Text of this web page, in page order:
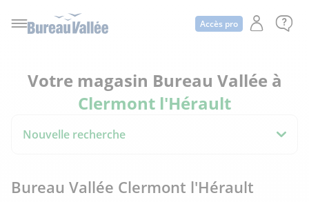
Accès pro
Votre magasin Bureau Vallée à
Clermont l'Hérault
Nouvelle recherche
Bureau Vallée Clermont l'Hérault